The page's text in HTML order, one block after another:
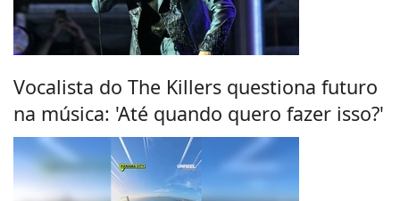
Vocalista do The Killers questiona futuro
na música: 'Até quando quero fazer isso?'